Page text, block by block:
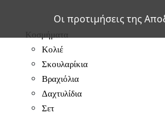
Κοσμήματα
Κολιέ
Σκουλαρίκια
Βραχιόλια
Δαχτυλίδια
Σετ
Οι προτιμήσεις της